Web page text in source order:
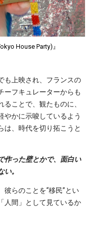
House Party)』
も上映され、フランスの
ーフキュレーターからも
ことで、観たものに、
やかに示唆しているよう
は、時代を切り拓こうと
作った壁とかで、面白い
。
彼らのことを“移民”とい
人間」として見ているか